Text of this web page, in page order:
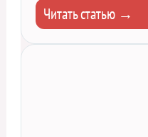
Читать статью →